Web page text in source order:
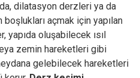
dilatasyon derzleri ya da
açmak için yapılan
yapıda oluşabilecek ısıl
zemin hareketleri gibi
gelebilecek hareketleri